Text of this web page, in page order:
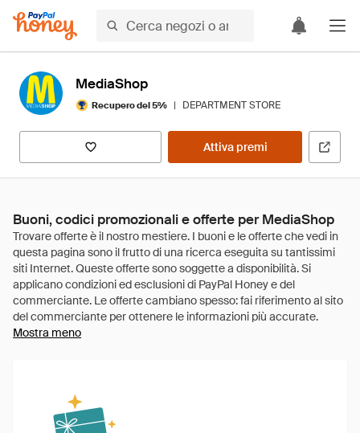
MediaShop
Recupero del 5% | DEPARTMENT STORE
Attiva premi
Buoni, codici promozionali e offerte per MediaShop
Mostra meno